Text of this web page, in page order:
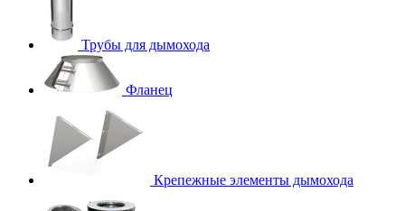
Трубы для дымохода
Фланец
Крепежные элементы дымохода